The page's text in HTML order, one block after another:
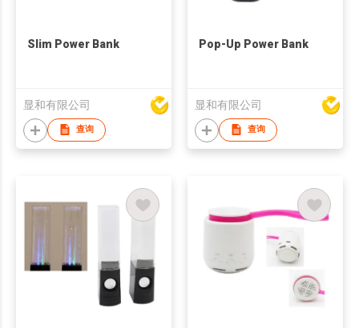
Slim Power Bank
显和有限公司
查询
Pop-Up Power Bank
显和有限公司
查询